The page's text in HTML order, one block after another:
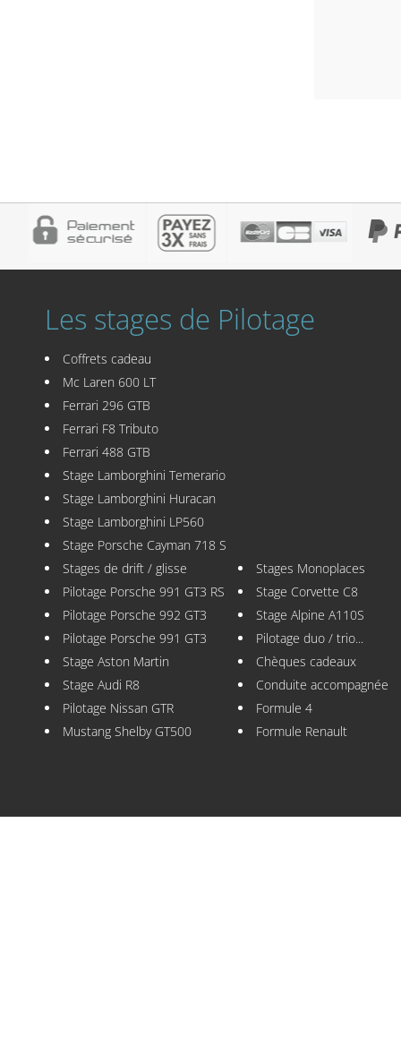
Les stages de Pilotage
Coffrets cadeau
Mc Laren 600 LT
Ferrari 296 GTB
Ferrari F8 Tributo
Ferrari 488 GTB
Stage Lamborghini Temerario
Stage Lamborghini Huracan
Stage Lamborghini LP560
Stage Porsche Cayman 718 S
Stages de drift / glisse
Pilotage Porsche 991 GT3 RS
Pilotage Porsche 992 GT3
Pilotage Porsche 991 GT3
Stage Aston Martin
Stage Audi R8
Pilotage Nissan GTR
Mustang Shelby GT500
Stages Monoplaces
Stage Corvette C8
Stage Alpine A110S
Pilotage duo / trio...
Chèques cadeaux
Conduite accompagnée
Formule 4
Formule Renault